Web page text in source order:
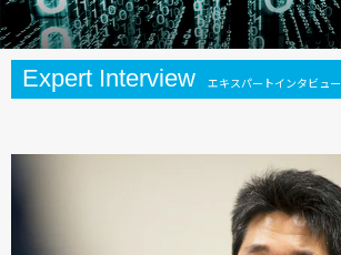
Expert Interview エキスパートインタビュー